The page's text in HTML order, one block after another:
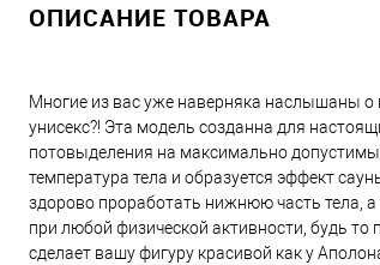
ОПИСАНИЕ ТОВАРА
Многие из вас уже наверняка наслышаны о
унисекс?! Эта модель созданна для
потовыделения на максимально
температура тела и образуется эффект
здорово проработать нижнюю часть тела,
при любой физической активности, будь
сделает вашу фигуру красивой как у